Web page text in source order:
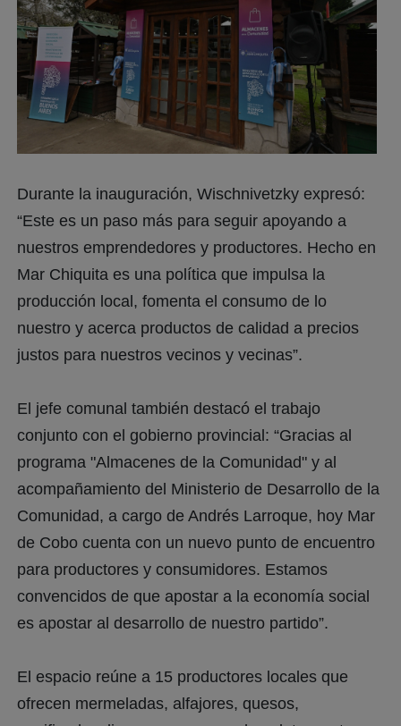
Durante la inauguración, Wischnivetzky expresó:
“Este es un paso más para seguir apoyando a
nuestros emprendedores y productores. Hecho en
Mar Chiquita es una política que impulsa la
producción local, fomenta el consumo de lo
nuestro y acerca productos de calidad a precios
justos para nuestros vecinos y vecinas”.
El jefe comunal también destacó el trabajo
conjunto con el gobierno provincial: “Gracias al
programa "Almacenes de la Comunidad" y al
acompañamiento del Ministerio de Desarrollo de la
Comunidad, a cargo de Andrés Larroque, hoy Mar
de Cobo cuenta con un nuevo punto de encuentro
para productores y consumidores. Estamos
convencidos de que apostar a la economía social
es apostar al desarrollo de nuestro partido”.
El espacio reúne a 15 productores locales que
ofrecen mermeladas, alfajores, quesos,